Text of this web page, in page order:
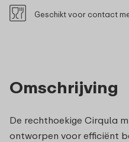
Omschrijving
De rechthoekige Cirqula
ontworpen voor efficiënt
Geschikt voor contact